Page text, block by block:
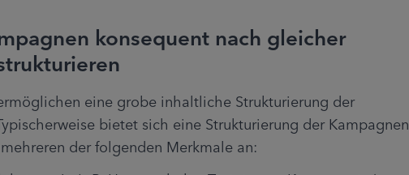
konsequent nach gleicher
eine grobe inhaltliche Strukturierung der
bietet sich eine Strukturierung der Kampagnen
der folgenden Merkmale an: